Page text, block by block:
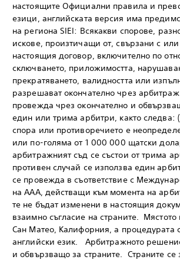
настоящите Официални правила и
езици, английската версия има
на региона SIEI: Всякакви спорове,
искове, произтичащи от, свързани с
настоящия договор, включително по
сключването, приложимостта,
прекратяването, валидността или
разрешават окончателно чрез
провежда чрез окончателно и
един или трима арбитри, както следва:
спора или противоречието е
или по-голяма от 1 000 000 щатски
арбитражният съд се състои от трима
противен случай се използва един
се провежда в съответствие с
на ААА, действащи към момента на
те не бъдат изменени в настоящия
взаимно съгласие на страните.
Сан Матео, Калифорния, а процедурата
английски език. Арбитражното
и обвързващо за страните. Страните се